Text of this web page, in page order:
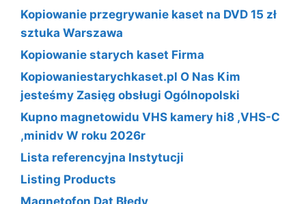
Kopiowanie przegrywanie kaset na DVD 15 zł
sztuka Warszawa
Kopiowanie starych kaset Firma
Kopiowaniestarychkaset.pl O Nas Kim
jesteśmy Zasięg obsługi Ogólnopolski
Kupno magnetowidu VHS kamery hi8 ,VHS-C
,minidv W roku 2026r
Lista referencyjna Instytucji
Listing Products
Magnetofon Dat Błędy